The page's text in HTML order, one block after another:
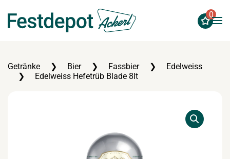
Zum Hauptinhalt springen
0
Getränke Bier Fassbier
Edelweiss
Edelweiss Hefetrüb Blade 8lt